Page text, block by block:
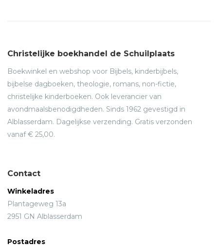
Christelijke boekhandel de Schuilplaats
Boekwinkel en webshop voor Bijbels, kinderbijbels,
bijbelse dagboeken, theologie, romans, non-fictie,
christelijke kinderboeken. Ook leverancier van
avondmaalsbenodigdheden. Sinds 1962 gevestigd in
Alblasserdam. Dagelijkse verzending. Gratis verzonden
vanaf € 25,00.
Contact
Winkeladres
Plantageweg 13a
2951 GN Alblasserdam
Postadres